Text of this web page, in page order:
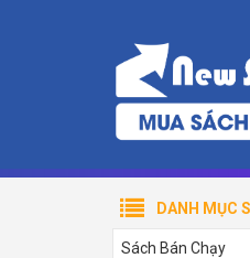
DANH MỤC
Sách Bán Chạy